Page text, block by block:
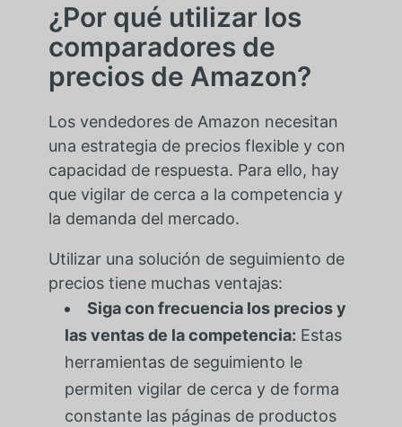
¿Por qué utilizar los
comparadores de
precios de Amazon?
Los vendedores de Amazon necesitan
una estrategia de precios flexible y con
capacidad de respuesta. Para ello, hay
que vigilar de cerca a la competencia y
la demanda del mercado.
Utilizar una solución de seguimiento de
precios tiene muchas ventajas:
Siga con frecuencia los precios y
las ventas de la competencia: Estas
herramientas de seguimiento le
permiten vigilar de cerca y de forma
constante las páginas de productos